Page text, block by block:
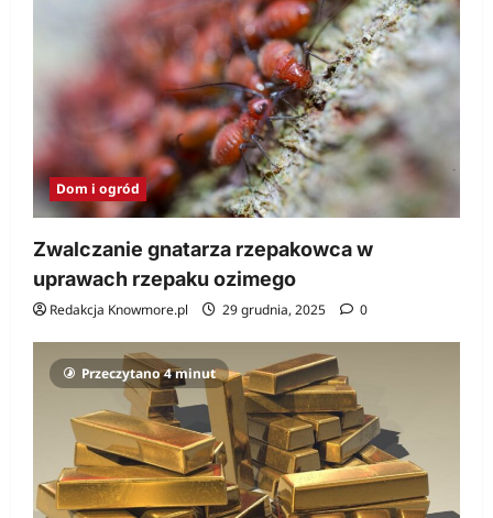
Dom i ogród
Zwalczanie gnatarza rzepakowca w
uprawach rzepaku ozimego
Redakcja Knowmore.pl 29 grudnia, 2025 0
Przeczytano 4 minut